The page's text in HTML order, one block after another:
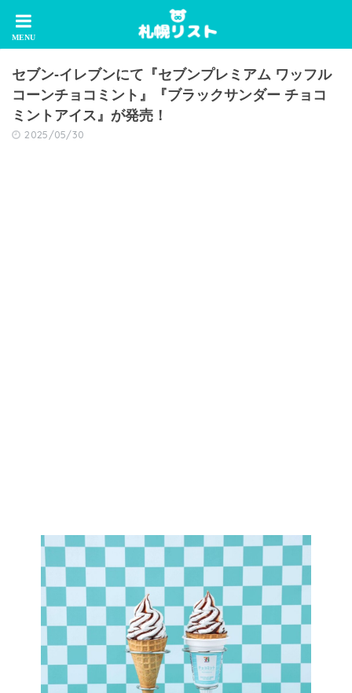
セブン‐イレブンにて『セブンプレミアム ワッフル
コーンチョコミント』『ブラックサンダー チョコ
ミントアイス』が発売！
2025/05/30